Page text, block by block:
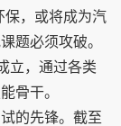
保，或将成为汽
题必须攻破。
立，通过各类
骨干。
的先锋。截至